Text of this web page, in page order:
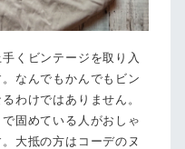
くビンテージを取り入
なんでもかんでもビン
わけではありません。
固めている人がおしゃ
大抵の方はコーデのヌ